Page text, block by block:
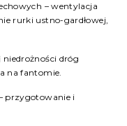
– wentylacja
rurki ustno-gardłowej,
dróg
na fantomie.
przygotowanie i